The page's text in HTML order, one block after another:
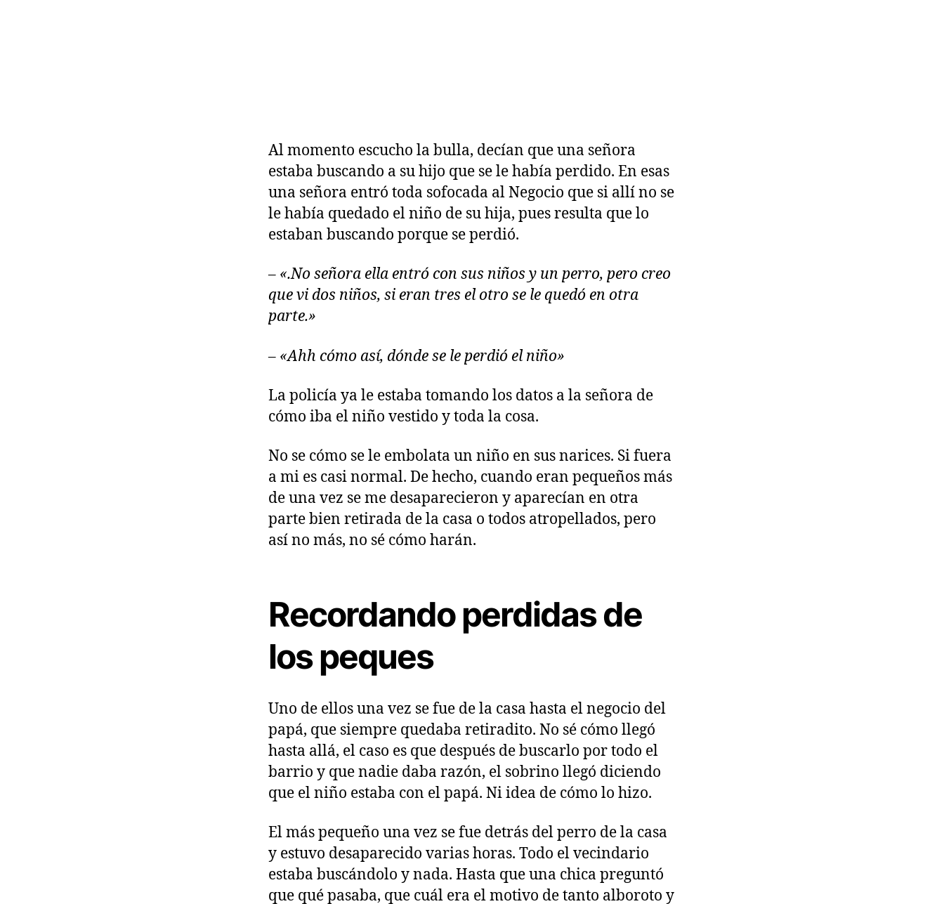
Al momento escucho la bulla, decían que una señora
estaba buscando a su hijo que se le había perdido. En esas
una señora entró toda sofocada al Negocio que si allí no se
le había quedado el niño de su hija, pues resulta que lo
estaban buscando porque se perdió.
– «.No señora ella entró con sus niños y un perro, pero creo
que vi dos niños, si eran tres el otro se le quedó en otra
parte.»
– «Ahh cómo así, dónde se le perdió el niño»
La policía ya le estaba tomando los datos a la señora de
cómo iba el niño vestido y toda la cosa.
No se cómo se le embolata un niño en sus narices. Si fuera
a mi es casi normal. De hecho, cuando eran pequeños más
de una vez se me desaparecieron y aparecían en otra
parte bien retirada de la casa o todos atropellados, pero
así no más, no sé cómo harán.
Recordando perdidas de
los peques
Uno de ellos una vez se fue de la casa hasta el negocio del
papá, que siempre quedaba retiradito. No sé cómo llegó
hasta allá, el caso es que después de buscarlo por todo el
barrio y que nadie daba razón, el sobrino llegó diciendo
que el niño estaba con el papá. Ni idea de cómo lo hizo.
El más pequeño una vez se fue detrás del perro de la casa
y estuvo desaparecido varias horas. Todo el vecindario
estaba buscándolo y nada. Hasta que una chica preguntó
que qué pasaba, que cuál era el motivo de tanto alboroto y